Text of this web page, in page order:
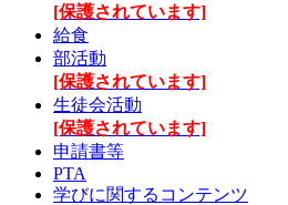
[保護されています]
給食
部活動
[保護されています]
生徒会活動
[保護されています]
申請書等
PTA
学びに関するコンテンツ